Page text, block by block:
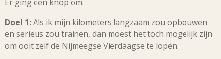
Er ging een knop om.
Doel 1:Als ik mijn kilometers langzaam zou opbouwen
en serieus zou trainen, dan moest het toch mogelijk zijn
om ooit zelf de Nijmeegse Vierdaagse te lopen.